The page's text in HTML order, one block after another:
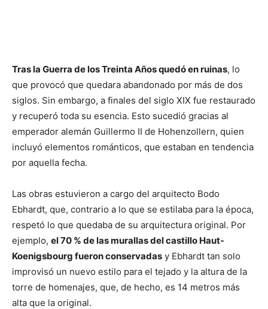
Tras la Guerra de los Treinta Años quedó en ruinas, lo
que provocó que quedara abandonado por más de dos
siglos. Sin embargo, a finales del siglo XIX fue restaurado
y recuperó toda su esencia. Esto sucedió gracias al
emperador alemán Guillermo II de Hohenzollern, quien
incluyó elementos románticos, que estaban en tendencia
por aquella fecha.
Las obras estuvieron a cargo del arquitecto Bodo
Ebhardt, que, contrario a lo que se estilaba para la época,
respetó lo que quedaba de su arquitectura original. Por
ejemplo, el 70 % de las murallas del castillo Haut-
Koenigsbourg fueron conservadas y Ebhardt tan solo
improvisó un nuevo estilo para el tejado y la altura de la
torre de homenajes, que, de hecho, es 14 metros más
alta que la original.